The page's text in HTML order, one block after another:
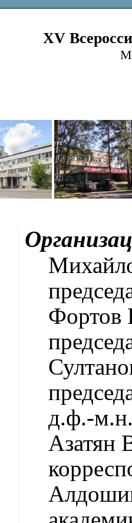
XV
Фортов
д.ф.-
Азатян